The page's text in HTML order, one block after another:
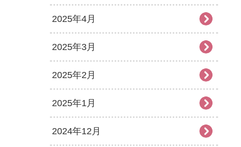
2025年4月
2025年3月
2025年2月
2025年1月
2024年12月